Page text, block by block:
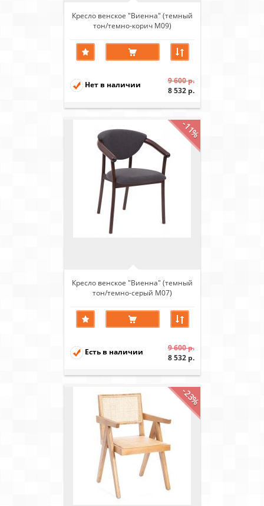
Кресло венское "Виенна" (темный
тон/темно-корич М09)
Нет в наличии
9 600 р.
8 532 р.
-11%
Кресло венское "Виенна" (темный
тон/темно-серый М07)
Есть в наличии
9 600 р.
8 532 р.
-23%